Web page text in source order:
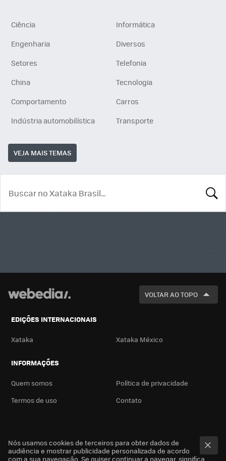
Ciência
Informática
Engenharia
Diversos
Setores
Telefonia
China
Tecnologia
Comportamento
Carros
Indústria automobilística
Transporte
VEJA MAIS TEMAS
VOLTAR AO TOPO
EDIÇÕES INTERNACIONAIS
Xataka Xataka México
INFORMAÇÕES
Quem somos
Política de privacidade
Termos de uso
Contato
Nós usamos cookies de terceiros para obter dados de
audiência e mostrar publicidade personalizada de acordo
com a sua navegação. Se quiser continuar a navegar, significa